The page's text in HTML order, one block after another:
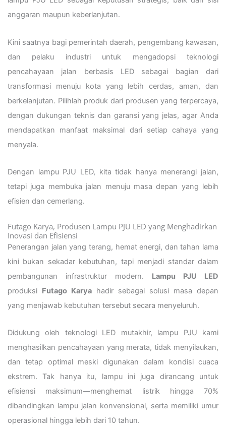
anggaran maupun keberlanjutan.
Kini saatnya bagi pemerintah daerah, pengembang kawasan,
dan pelaku industri untuk mengadopsi teknologi
pencahayaan jalan berbasis LED sebagai bagian dari
transformasi menuju kota yang lebih cerdas, aman, dan
berkelanjutan. Pilihlah produk dari produsen yang terpercaya,
dengan dukungan teknis dan garansi yang jelas, agar Anda
mendapatkan manfaat maksimal dari setiap cahaya yang
menyala.
Dengan lampu PJU LED, kita tidak hanya menerangi jalan,
tetapi juga membuka jalan menuju masa depan yang lebih
efisien dan cemerlang.
Futago Karya, Produsen Lampu PJU LED yang Menghadirkan
Inovasi dan Efisiensi
Penerangan jalan yang terang, hemat energi, dan tahan lama
kini bukan sekadar kebutuhan, tapi menjadi standar dalam
pembangunan infrastruktur modern. Lampu PJU LED
produksi Futago Karya hadir sebagai solusi masa depan
yang menjawab kebutuhan tersebut secara menyeluruh.
Didukung oleh teknologi LED mutakhir, lampu PJU kami
menghasilkan pencahayaan yang merata, tidak menyilaukan,
dan tetap optimal meski digunakan dalam kondisi cuaca
ekstrem. Tak hanya itu, lampu ini juga dirancang untuk
efisiensi maksimum—menghemat listrik hingga 70%
dibandingkan lampu jalan konvensional, serta memiliki umur
operasional hingga lebih dari 10 tahun.